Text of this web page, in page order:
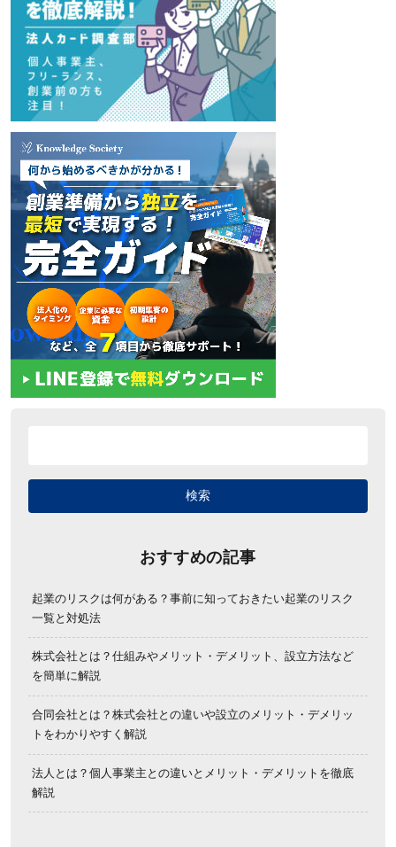
おすすめの記事
起業のリスクは何がある？事前に知っておきたい起業のリスク
一覧と対処法
株式会社とは？仕組みやメリット・デメリット、設立方法など
を簡単に解説
合同会社とは？株式会社との違いや設立のメリット・デメリッ
トをわかりやすく解説
法人とは？個人事業主との違いとメリット・デメリットを徹底
解説